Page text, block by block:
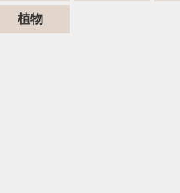
植物